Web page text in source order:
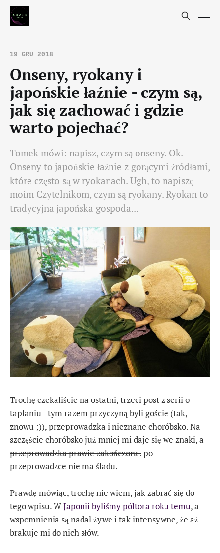
19 GRU 2018
Onseny, ryokany i
japońskie łaźnie - czym są,
jak się zachować i gdzie
warto pojechać?
Tomek mówi: napisz, czym są onseny. Ok.
Onseny to japońskie łaźnie z gorącymi źródłami,
które często są w ryokanach. Ugh, to napiszę
moim Czytelnikom, czym są ryokany. Ryokan to
tradycyjna japońska gospoda...
Trochę czekaliście na ostatni, trzeci post z serii o
taplaniu - tym razem przyczyną byli goście (tak,
znowu ;)), przeprowadzka i nieznane choróbsko. Na
szczęście choróbsko już mniej mi daje się we znaki, a
przeprowadzka prawie zakończona.po
przeprowadzce nie ma śladu.
Prawdę mówiąc, trochę nie wiem, jak zabrać się do
tego wpisu. WJaponii byliśmy półtora roku temu, a
wspomnienia są nadal żywe i tak intensywne, że aż
brakuje mi do nich słów.